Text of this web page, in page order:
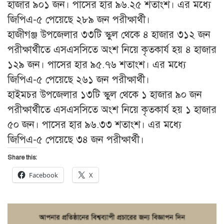
হাজার ৯০১ জন। পাসের হার ৯৬.২৫ শতাংশ। এর মধ্যে
জিপিএ-৫ পেয়েছে ২৮৯ জন পরীক্ষার্থী।
হাজীগঞ্জ উপজেলার ৩৩টি স্কুল থেকে ৪ হাজার ৩১২ জন
পরীক্ষার্থীতে এসএসসিতে অংশ নিয়ে কৃতকার্য হয় ৪ হাজার
১২৯ জন। পাসের হার ৯৫.৭৬ শতাংশ। এর মধ্যে
জিপিএ-৫ পেয়েছে ২৬১ জন পরীক্ষার্থী।
হাইমচর উপজেলার ১৩টি স্কুল থেকে ১ হাজার ৯০ জন
পরীক্ষার্থীতে এসএসসিতে অংশ নিয়ে কৃতকার্য হয় ১ হাজার
৫০ জন। পাসের হার ৯৬.৩৩ শতাংশ। এর মধ্যে
জিপিএ-৫ পেয়েছে ৩৪ জন পরীক্ষার্থী।
Share this:
Facebook X